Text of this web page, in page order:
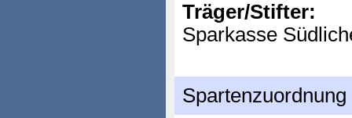
Träger/Stifter:
Sparkasse
Spartenzuordnung